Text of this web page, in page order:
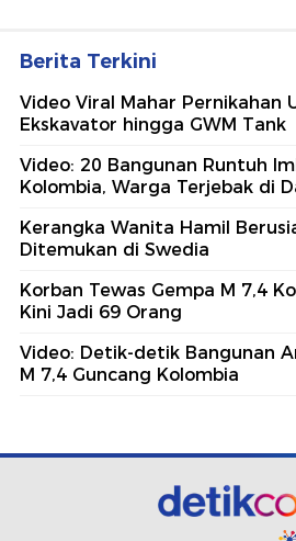
Berita Terkini
Video Viral Mahar Pernikahan
Ekskavator hingga GWM Tank
Video: 20 Bangunan Runtuh
Kolombia, Warga Terjebak di
Kerangka Wanita Hamil
Ditemukan di Swedia
Korban Tewas Gempa M 7,4
Kini Jadi 69 Orang
Video: Detik-detik Bangunan
M 7,4 Guncang Kolombia